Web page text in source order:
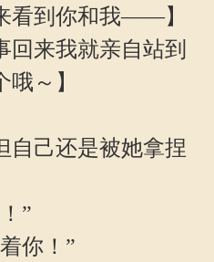
看到你和我——】
来我就亲自站到
～】
己还是被她拿捏
”
你！”